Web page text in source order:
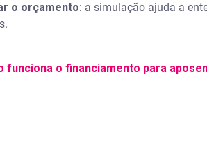
o orçamento: a simulação ajuda a
funciona o financiamento para